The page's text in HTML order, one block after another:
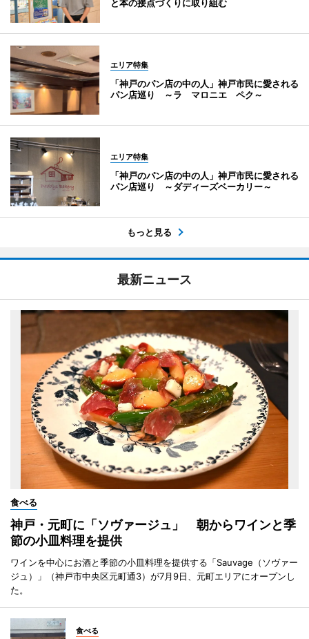
と本の接点づくりに取り組む
エリア特集
「神戸のパン店の中の人」神戸市民に愛される
パン店巡り ～ラ マロニエ ペク～
エリア特集
「神戸のパン店の中の人」神戸市民に愛される
パン店巡り ～ダディーズベーカリー～
もっと見る
最新ニュース
食べる
神戸・元町に「ソヴァージュ」 朝からワインと季
節の小皿料理を提供
ワインを中心にお酒と季節の小皿料理を提供する「Sauvage（ソヴァー
ジュ）」（神戸市中央区元町通3）が7月9日、元町エリアにオープンし
た。
食べる